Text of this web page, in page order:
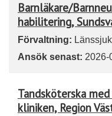
Barnläkare/
habilitering,
Förvaltning:
Ansök senast: 2026-
Tandsköterska
kliniken, Region